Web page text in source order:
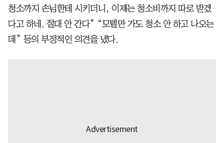
청소까지 손님한테 시키더니, 이제는 청소비까지 따로 받겠
다고 하네. 절대 안 간다” “모텔만 가도 청소 안 하고 나오는
데” 등의 부정적인 의견을 냈다.